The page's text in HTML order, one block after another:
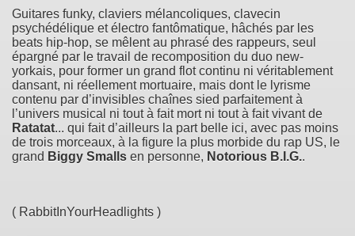
Guitares funky, claviers mélancoliques, clavecin
psychédélique et électro fantômatique, hâchés par les
beats hip-hop, se mêlent au phrasé des rappeurs, seul
épargné par le travail de recomposition du duo new-
yorkais, pour former un grand flot continu ni véritablement
dansant, ni réellement mortuaire, mais dont le lyrisme
contenu par d’invisibles chaînes sied parfaitement à
l’univers musical ni tout à fait mort ni tout à fait vivant de
Ratatat... qui fait d’ailleurs la part belle ici, avec pas moins
de trois morceaux, à la figure la plus morbide du rap US, le
grand Biggy Smalls en personne, Notorious B.I.G..
( RabbitInYourHeadlights )